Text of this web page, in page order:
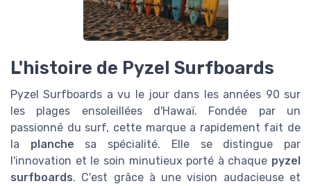
L'histoire de Pyzel Surfboards
Pyzel Surfboards a vu le jour dans les années 90 sur
les plages ensoleillées d'Hawaï. Fondée par un
passionné du surf, cette marque a rapidement fait de
la planche sa spécialité. Elle se distingue par
l'innovation et le soin minutieux porté à chaque pyzel
surfboards. C'est grâce à une vision audacieuse et